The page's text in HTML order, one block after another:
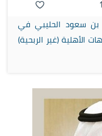
بن سعود الحليبي في
الأهلية (غير الربحية)